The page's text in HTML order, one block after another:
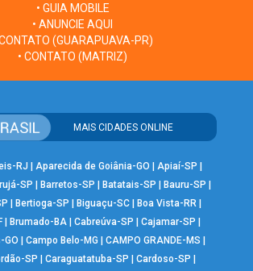
• GUIA MOBILE
• ANUNCIE AQUI
(GUARAPUAVA-PR)
• CONTATO (MATRIZ)
MAIS CIDADES ONLINE
RJ Aparecida de Goiânia-GO Apiaí-SP
SP Barretos-SP Batatais-SP Bauru-SP
Bertioga-SP Biguaçu-SC Boa Vista-RR
| Brumado-BA| Cabreúva-SP Cajamar-SP
GO
|Campo Belo-MG |CAMPO GRANDE-MS
SP
Caraguatatuba-SP Cardoso-SP